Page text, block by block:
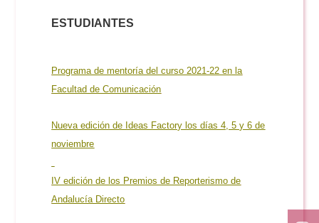
ESTUDIANTES
Programa de mentoría del curso 2021-22 en la
Facultad de Comunicación
Nueva edición de Ideas Factory los días 4, 5 y 6 de
noviembre
IV edición de los Premios de Reporterismo de
Andalucía Directo